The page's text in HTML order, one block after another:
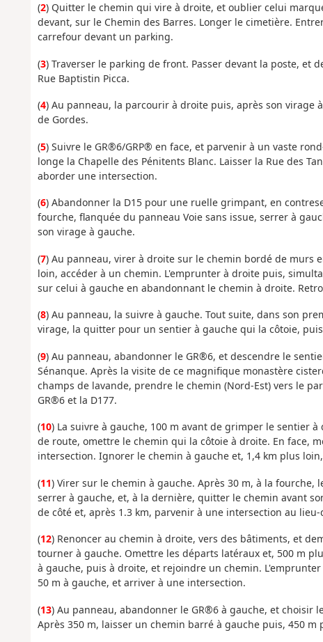
(2) Quitter le chemin qui vire à droite, et oublier celui
devant, sur le Chemin des Barres. Longer le cimetière.
carrefour devant un parking.
(3) Traverser le parking de front. Passer devant la poste, et
Rue Baptistin Picca.
(4) Au panneau, la parcourir à droite puis, après son virage
de Gordes.
(5) Suivre le GR®6/GRP® en face, et parvenir à un vaste
longe la Chapelle des Pénitents Blanc. Laisser la Rue des
aborder une intersection.
(6) Abandonner la D15 pour une ruelle grimpant, en
fourche, flanquée du panneau Voie sans issue, serrer à
son virage à gauche.
(7) Au panneau, virer à droite sur le chemin bordé de murs
loin, accéder à un chemin. L'emprunter à droite puis,
sur celui à gauche en abandonnant le chemin à droite.
(8) Au panneau, la suivre à gauche. Tout suite, dans son
virage, la quitter pour un sentier à gauche qui la côtoie,
(9) Au panneau, abandonner le GR®6, et descendre le
Sénanque. Après la visite de ce magnifique monastère
champs de lavande, prendre le chemin (Nord-Est) vers le
GR®6 et la D177.
(10) La suivre à gauche, 100 m avant de grimper le sentier
de route, omettre le chemin qui la côtoie à droite. En face,
intersection. Ignorer le chemin à gauche et, 1,4 km plus
(11) Virer sur le chemin à gauche. Après 30 m, à la
serrer à gauche, et, à la dernière, quitter le chemin avant
de côté et, après 1.3 km, parvenir à une intersection au lieu-
(12) Renoncer au chemin à droite, vers des bâtiments, et
tourner à gauche. Omettre les départs latéraux et, 500 m
à gauche, puis à droite, et rejoindre un chemin.
50 m à gauche, et arriver à une intersection.
(13) Au panneau, abandonner le GR®6 à gauche, et choisir
Après 350 m, laisser un chemin barré à gauche puis, 450